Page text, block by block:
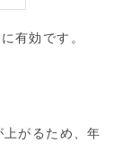
有効です。
がるため、年